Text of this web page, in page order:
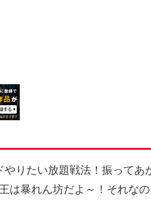
りたい放題戦法！振ってあ
は暴れん坊だよ～！それな